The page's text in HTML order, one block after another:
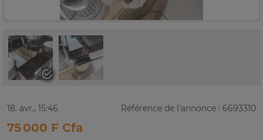
18. avr., 15:46 Référence de l'annonce : 6693310
75 000 F Cfa